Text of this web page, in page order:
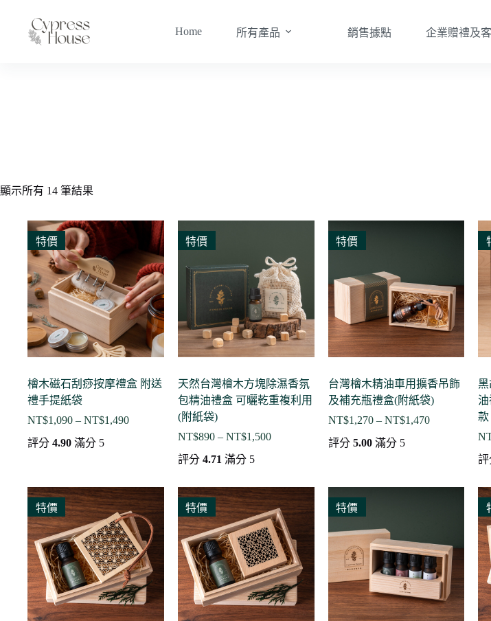
Home 所有產品 銷售據點 企業贈禮及
顯示所有 14 筆結果
特價
檜木磁石刮痧按摩禮盒 附送
禮手提紙袋
NT$1,090 – NT$1,490價
NT$1,090
到
NT$1,490
評分 4.90 滿分 5
特價
天然台灣檜木方塊除濕香氛
包精油禮盒 可曬乾重複利用
(附紙袋)
NT$890 – NT$1,500價
圍：
NT$890
到
NT$1,500
評分 4.71 滿分 5
特價
台灣檜木精油車用擴香吊飾
及補充瓶禮盒(附紙袋)
NT$1,270 – NT$1,470價
NT$1,270
評分 5.00滿分 5
款
特價 特價 特價